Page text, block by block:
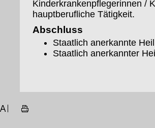
Kinderkrankenpflegerinnen /
hauptberufliche Tätigkeit.
Abschluss
Staatlich anerkannte
Staatlich anerkannter